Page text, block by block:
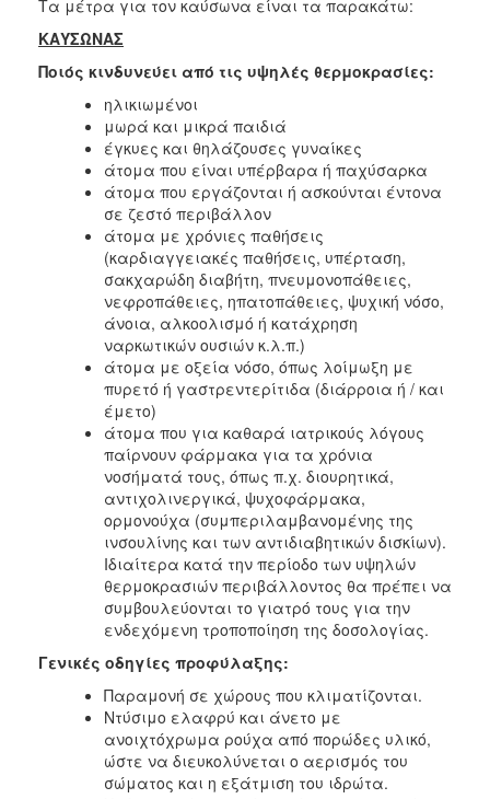
Παιδιών
(Κ.Δ.Α.Π.)
Κέντρα
Ημερήσιας
Φροντίδας
Ηλικιωμένων
(Κ.Η.Φ.Η.)
Κ.Δ.Α.Π.Α.μεΑ.
Αδειοδότηση
Έλεγχος
Βρεφονηπιακών
Σταθμών
Δημοτικό
Ιατρείο
Ξενώνας
Φιλοξενίας
Γυναικών
Κέντρο
Κοινότητας
Κοινωνικό
Φαρμακείο
Κοινωνικό
Παντοπωλείο
Ισότητα
των
Φύλων
Υγεία
Αυτόματοι
Απινιδωτές
Τα μέτρα για τον καύσωνα είναι τα παρακάτω:
ΚΑΥΣΩΝΑΣ
Ποιός κινδυνεύει από τις υψηλές θερμοκρασίες:
ηλικιωμένοι
μωρά και μικρά παιδιά
έγκυες και θηλάζουσες γυναίκες
άτομα που είναι υπέρβαρα ή παχύσαρκα
άτομα που εργάζονται ή ασκούνται έντονα
σε ζεστό περιβάλλον
άτομα με χρόνιες παθήσεις
(καρδιαγγειακές παθήσεις, υπέρταση,
σακχαρώδη διαβήτη, πνευμονοπάθειες,
νεφροπάθειες, ηπατοπάθειες, ψυχική νόσο,
άνοια, αλκοολισμό ή κατάχρηση
ναρκωτικών ουσιών κ.λ.π.)
άτομα με οξεία νόσο, όπως λοίμωξη με
πυρετό ή γαστρεντερίτιδα (διάρροια ή / και
έμετο)
άτομα που για καθαρά ιατρικούς λόγους
παίρνουν φάρμακα για τα χρόνια
νοσήματά τους, όπως π.χ. διουρητικά,
αντιχολινεργικά, ψυχοφάρμακα,
ορμονούχα (συμπεριλαμβανομένης της
ινσουλίνης και των αντιδιαβητικών δισκίων).
Ιδιαίτερα κατά την περίοδο των υψηλών
θερμοκρασιών περιβάλλοντος θα πρέπει να
συμβουλεύονται το γιατρό τους για την
ενδεχόμενη τροποποίηση της δοσολογίας.
Γενικές οδηγίες προφύλαξης:
Παραμονή σε χώρους που κλιματίζονται.
Ντύσιμο ελαφρύ και άνετο με
ανοιχτόχρωμα ρούχα από πορώδες υλικό,
ώστε να διευκολύνεται ο αερισμός του
σώματος και η εξάτμιση του ιδρώτα.